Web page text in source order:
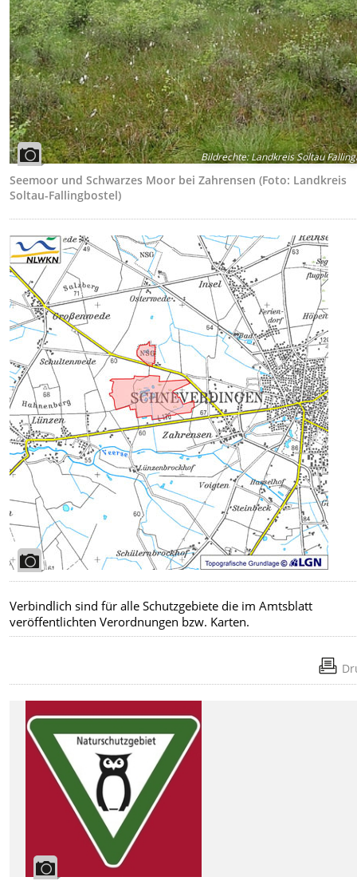
Bildrechte:Landkreis Soltau
Seemoor und Schwarzes Moor bei Zahrensen (Foto: Landkreis
Soltau-Fallingbostel)
Verbindlich sind für alle Schutzgebiete die im Amtsblatt
veröffentlichten Verordnungen bzw. Karten.